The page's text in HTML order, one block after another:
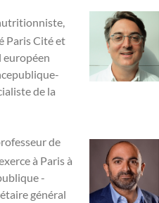
Paris Cité et
européen
de la
de
à Paris à
-
général